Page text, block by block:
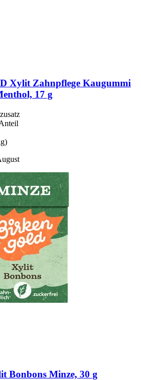
Xylit Zahnpflege Kaugummi
17 g
Bonbons Minze, 30 g